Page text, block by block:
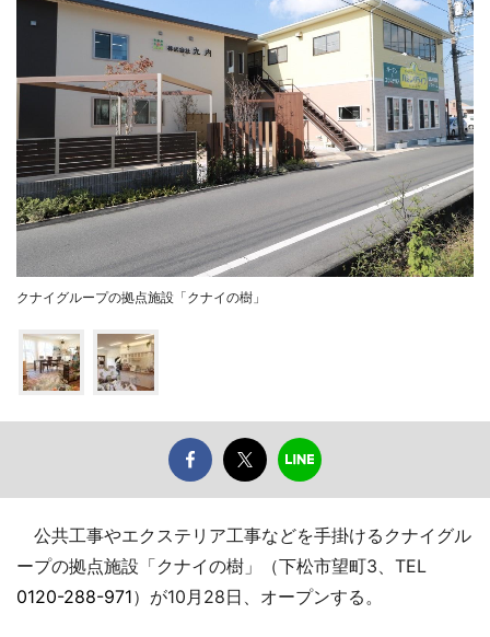
クナイグループの拠点施設「クナイの樹」
公共工事やエクステリア工事などを手掛けるクナイグル
ープの拠点施設「クナイの樹」（下松市望町3、TEL
0120-288-971）が10月28日、オープンする。